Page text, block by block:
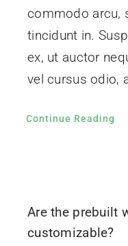
commodo arcu,
tincidunt in.
ex, ut auctor
vel cursus odio,
Continue Reading
Are the prebuilt
customizable?